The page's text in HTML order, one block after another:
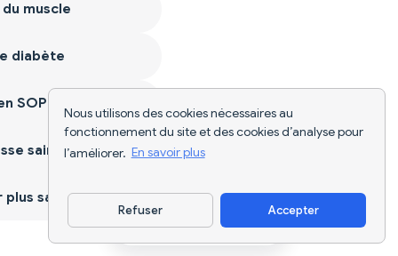
Nous utilisons des cookies nécessaires au
fonctionnement du site et des cookies d’analyse pour
l’améliorer. En savoir plus
Refuser Accepter
Télécharger l'appli
muscle
diabète
SOPK
saine
sain